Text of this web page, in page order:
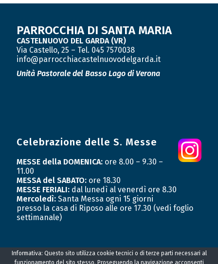
PARROCCHIA DI SANTA MARIA
CASTELNUOVO DEL GARDA (VR)
Via Castello, 25 – Tel. 045 7570038
info@parrocchiacastelnuovodelgarda.it
Unità Pastorale del Basso Lago di Verona
Celebrazione delle S. Messe
MESSE della DOMENICA: ore 8.00 – 9.30 –
11.00
MESSA del SABATO: ore 18.30
MESSE FERIALI: dal lunedì al venerdì ore 8.30
Mercoledì:Santa Messa ogni 15 giorni
presso la casa di Riposo alle ore 17.30 (vedi foglio
settimanale)
Informativa: Questo sito utilizza cookie tecnici o di terze parti necessari al
funzionamento del sito stesso. Proseguendo la navigazione acconsenti